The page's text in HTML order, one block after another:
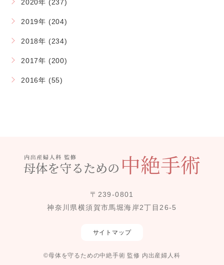
2020年 (237)
2019年 (204)
2018年 (234)
2017年 (200)
2016年 (55)
〒239-0801
神奈川県横須賀市馬堀海岸2丁目26-5
サイトマップ
©母体を守るための中絶手術 監修 内出産婦人科